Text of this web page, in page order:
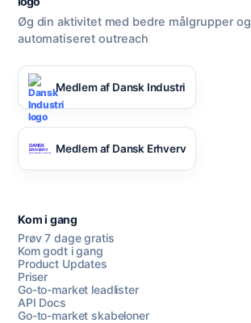
Øg din aktivitet med bedre målgrupper og
automatiseret outreach
Medlem af Dansk Industri
Medlem af Dansk Erhverv
Kom i gang
Prøv 7 dage gratis
Kom godt i gang
Product Updates
Priser
Go-to-market leadlister
API Docs
Go-to-market skabeloner